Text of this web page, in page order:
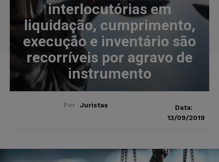
interlocutórias em
liquidação, cumprimento,
execução e inventário são
recorríveis por agravo de
instrumento
Por Juristas
Data:
13/09/2019